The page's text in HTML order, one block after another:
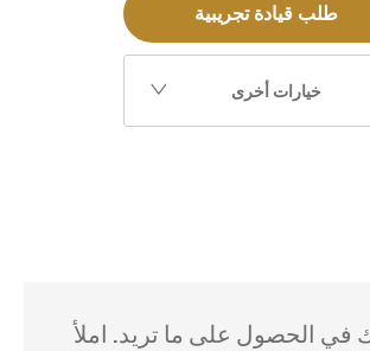
طلب قيادة تجريبية
خيارات أخرى
الحصول على ما تريد. املأ